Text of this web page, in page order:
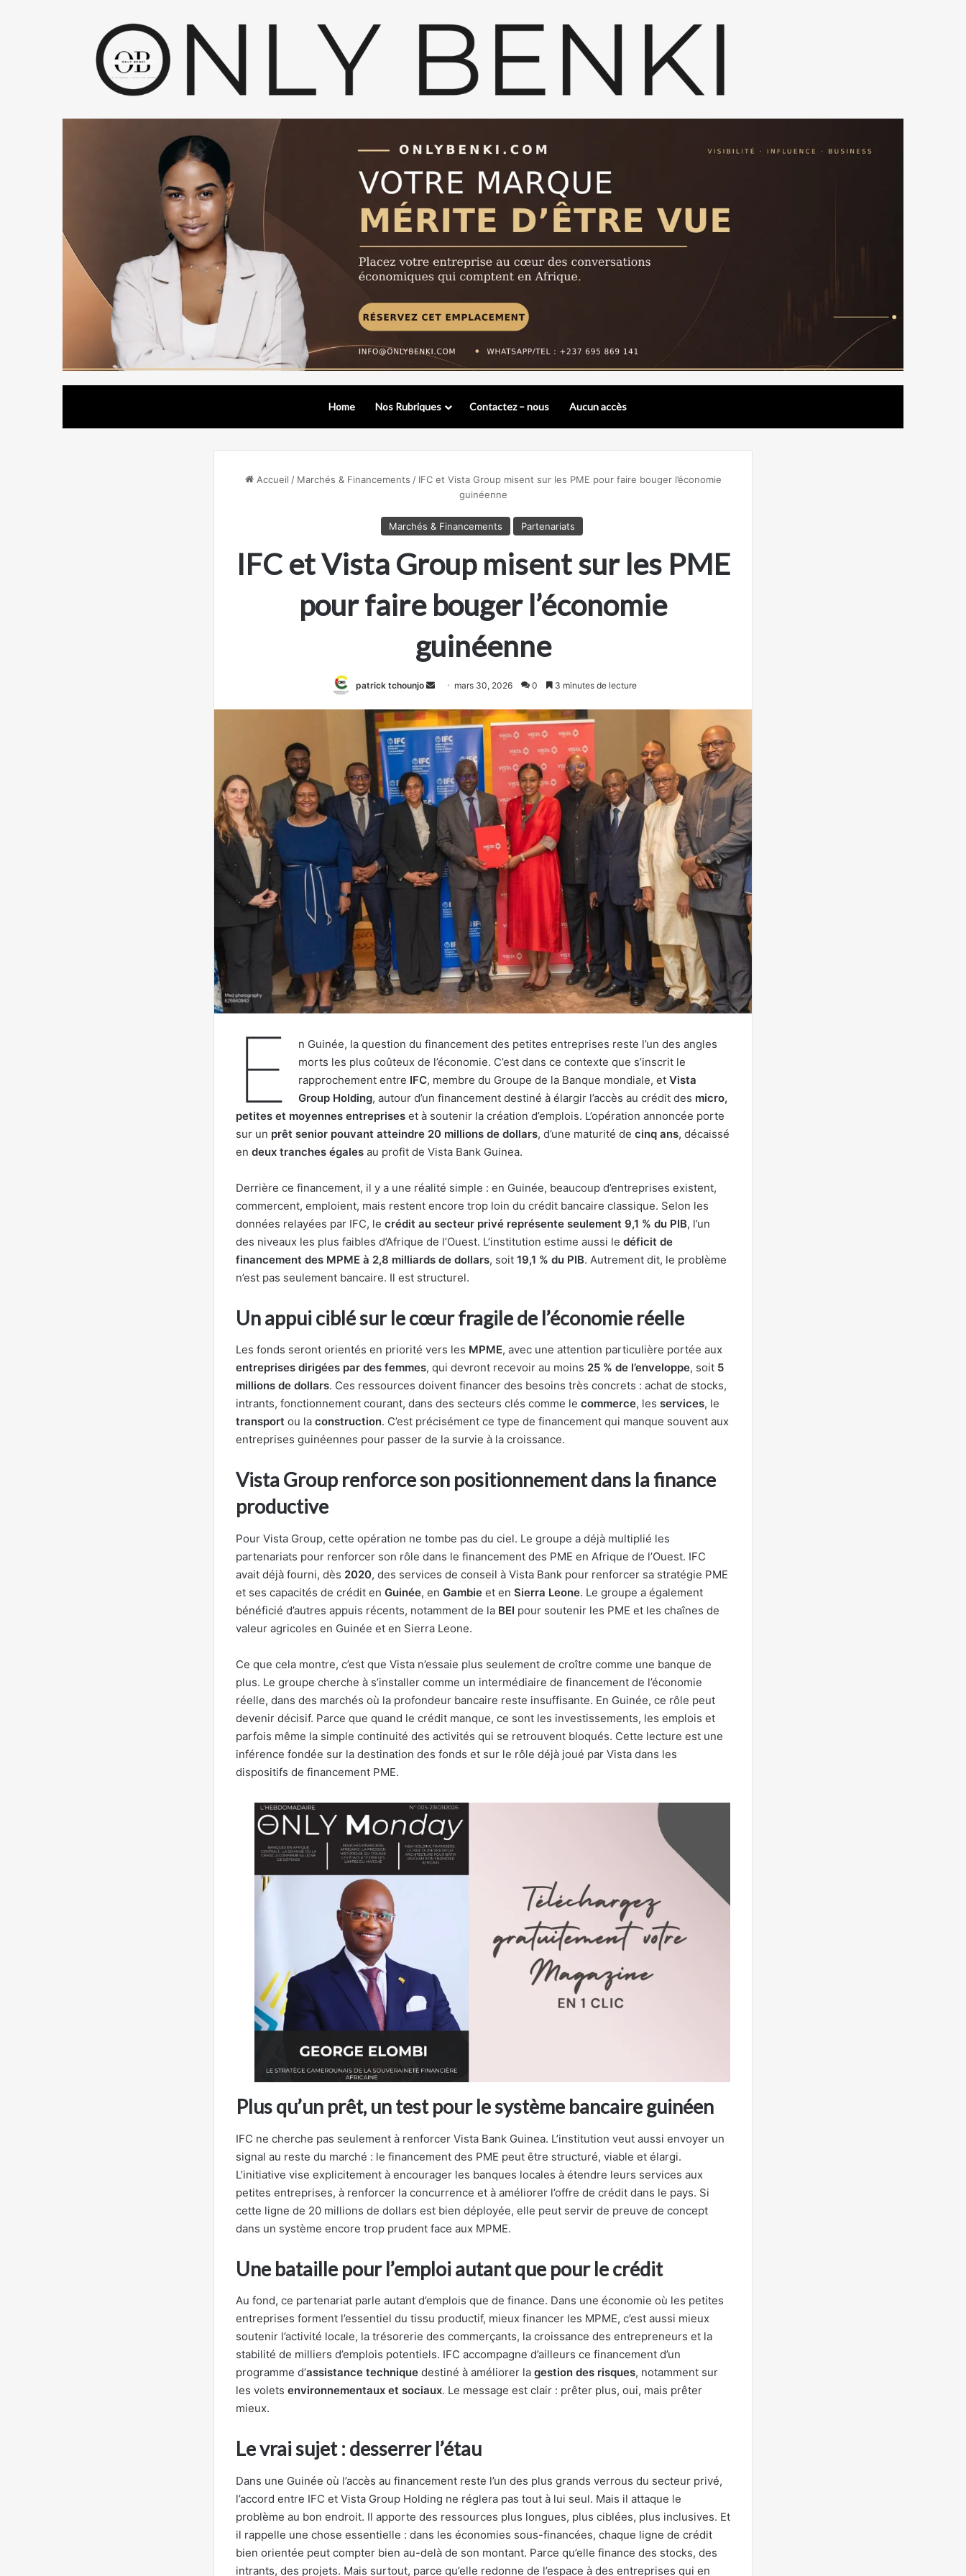
Home Nos Rubriques Contactez – nous Aucun accès
Accueil / Marchés & Financements / IFC et Vista Group misent sur les PME pour faire bouger l’économie
guinéenne
Marchés & Financements Partenariats
IFC et Vista Group misent sur les PME
pour faire bouger l’économie
guinéenne
patrick tchounjo
Envoyer
courriel
mars 30, 2026 0 3 minutes de lecture
E
n Guinée, la question du financement des petites entreprises reste l’un des angles
morts les plus coûteux de l’économie. C’est dans ce contexte que s’inscrit le
rapprochement entre IFC, membre du Groupe de la Banque mondiale, et Vista
Group Holding, autour d’un financement destiné à élargir l’accès au crédit des micro,
petites et moyennes entreprises et à soutenir la création d’emplois. L’opération annoncée porte
sur un prêt senior pouvant atteindre 20 millions de dollars, d’une maturité de cinq ans, décaissé
en deux tranches égales au profit de Vista Bank Guinea.
Derrière ce financement, il y a une réalité simple : en Guinée, beaucoup d’entreprises existent,
commercent, emploient, mais restent encore trop loin du crédit bancaire classique. Selon les
données relayées par IFC, le crédit au secteur privé représente seulement 9,1 % du PIB, l’un
des niveaux les plus faibles d’Afrique de l’Ouest. L’institution estime aussi le déficit de
financement des MPME à 2,8 milliards de dollars, soit 19,1 % du PIB. Autrement dit, le problème
n’est pas seulement bancaire. Il est structurel.
Un appui ciblé sur le cœur fragile de l’économie réelle
Les fonds seront orientés en priorité vers les MPME, avec une attention particulière portée aux
entreprises dirigées par des femmes, qui devront recevoir au moins 25 % de l’enveloppe, soit 5
millions de dollars. Ces ressources doivent financer des besoins très concrets : achat de stocks,
intrants, fonctionnement courant, dans des secteurs clés comme le commerce, les services, le
transport ou la construction. C’est précisément ce type de financement qui manque souvent aux
entreprises guinéennes pour passer de la survie à la croissance.
Vista Group renforce son positionnement dans la finance
productive
Pour Vista Group, cette opération ne tombe pas du ciel. Le groupe a déjà multiplié les
partenariats pour renforcer son rôle dans le financement des PME en Afrique de l’Ouest. IFC
avait déjà fourni, dès 2020, des services de conseil à Vista Bank pour renforcer sa stratégie PME
et ses capacités de crédit en Guinée, en Gambie et en Sierra Leone. Le groupe a également
bénéficié d’autres appuis récents, notamment de la BEI pour soutenir les PME et les chaînes de
valeur agricoles en Guinée et en Sierra Leone.
Ce que cela montre, c’est que Vista n’essaie plus seulement de croître comme une banque de
plus. Le groupe cherche à s’installer comme un intermédiaire de financement de l’économie
réelle, dans des marchés où la profondeur bancaire reste insuffisante. En Guinée, ce rôle peut
devenir décisif. Parce que quand le crédit manque, ce sont les investissements, les emplois et
parfois même la simple continuité des activités qui se retrouvent bloqués. Cette lecture est une
inférence fondée sur la destination des fonds et sur le rôle déjà joué par Vista dans les
dispositifs de financement PME.
Plus qu’un prêt, un test pour le système bancaire guinéen
IFC ne cherche pas seulement à renforcer Vista Bank Guinea. L’institution veut aussi envoyer un
signal au reste du marché : le financement des PME peut être structuré, viable et élargi.
L’initiative vise explicitement à encourager les banques locales à étendre leurs services aux
petites entreprises, à renforcer la concurrence et à améliorer l’offre de crédit dans le pays. Si
cette ligne de 20 millions de dollars est bien déployée, elle peut servir de preuve de concept
dans un système encore trop prudent face aux MPME.
Une bataille pour l’emploi autant que pour le crédit
Au fond, ce partenariat parle autant d’emplois que de finance. Dans une économie où les petites
entreprises forment l’essentiel du tissu productif, mieux financer les MPME, c’est aussi mieux
soutenir l’activité locale, la trésorerie des commerçants, la croissance des entrepreneurs et la
stabilité de milliers d’emplois potentiels. IFC accompagne d’ailleurs ce financement d’un
programme d’assistance technique destiné à améliorer la gestion des risques, notamment sur
les volets environnementaux et sociaux. Le message est clair : prêter plus, oui, mais prêter
mieux.
Le vrai sujet : desserrer l’étau
Dans une Guinée où l’accès au financement reste l’un des plus grands verrous du secteur privé,
l’accord entre IFC et Vista Group Holding ne réglera pas tout à lui seul. Mais il attaque le
problème au bon endroit. Il apporte des ressources plus longues, plus ciblées, plus inclusives. Et
il rappelle une chose essentielle : dans les économies sous-financées, chaque ligne de crédit
bien orientée peut compter bien au-delà de son montant. Parce qu’elle finance des stocks, des
intrants, des projets. Mais surtout, parce qu’elle redonne de l’espace à des entreprises qui en